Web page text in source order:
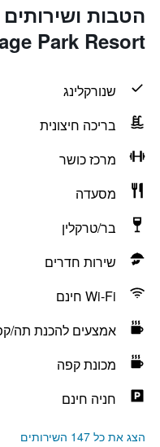
Park Resort
שנורקלינג
בריכה חיצונית
מרכז כושר
מסעדה
בר/טרקלין
שירות חדרים
Wi-Fi חינם
אמצעים להכנת תה/
מכונת קפה
חניה חינם
הצג את כל 147 השירותים